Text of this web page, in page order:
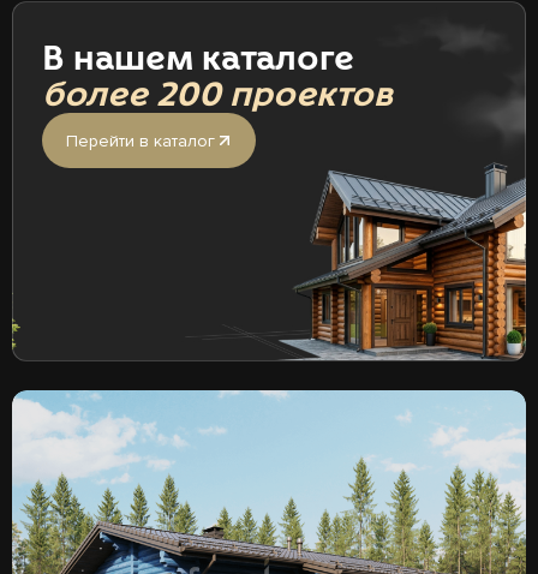
В нашем каталоге
более 200 проектов
Перейти в каталог